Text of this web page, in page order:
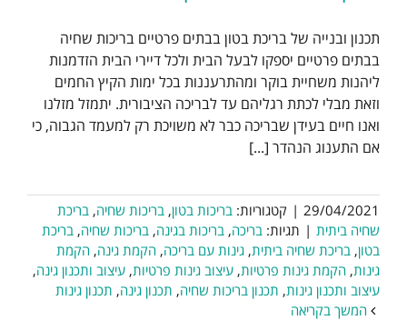
תכנון ובנייה של בריכת בטון בבתים פרטיים בריכות שחיה
בבתים פרטיים יספקו לבעל הבית ולכל דיירי הבית הזדמנות
ליהנות משחיית בוקר ומהתרעננות בכל ימות הקיץ החמים
וזאת מבלי לכתת רגליהם עד לבריכה הציבורית. יתמזל מזלנו
ואנו חיים בעידן שבריכה כבר לא משויכת רק למעמד הגבוה, כי
אם התענוג הנהדר [...]
29/04/2021
| קטגוריות: בריכות בטון, בריכות שחיה, בריכת
שחיה ביתית | תגיות: בריכה, בריכות בגינה, בריכות שחיה, בריכת
בטון, בריכת שחיה ביתית, גינות עם בריכה, הקמת גינה, הקמת
גינות, הקמת גינות פרטיות, עיצוב גינות פרטיות, עיצוב ותכנון גינה,
עיצוב ותכנון גינות, תכנון בריכות שחיה, תכנון גינה, תכנון גינות
המשך בקריאה